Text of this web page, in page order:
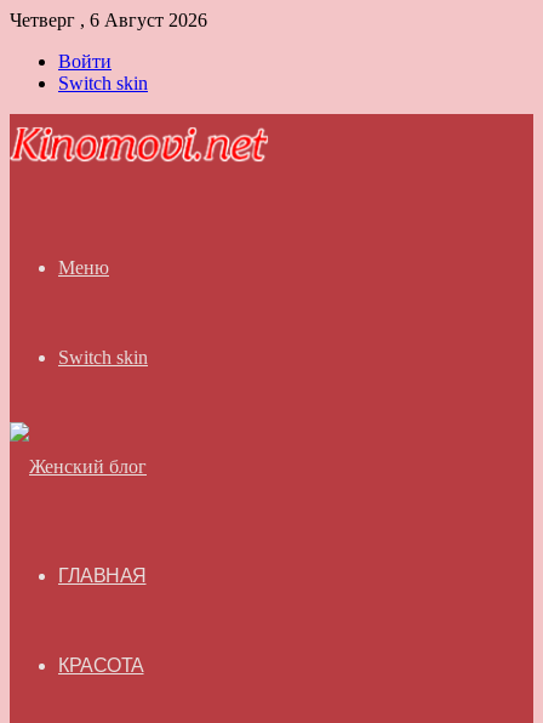
Четверг , 6 Август 2026
Войти
Switch skin
Меню
Switch skin
ГЛАВНАЯ
КРАСОТА